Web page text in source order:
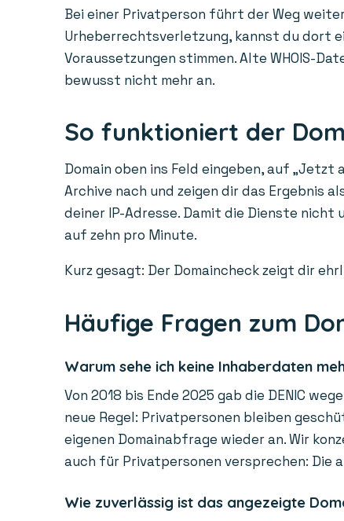
Bei einer Privatperson führt der Weg
Urheberrechtsverletzung, kannst du dort
Voraussetzungen stimmen. Alte WHOIS-
bewusst nicht mehr an.
So funktioniert der
Domain oben ins Feld eingeben, auf „Jetzt
Archive nach und zeigen dir das Ergebnis
deiner IP-Adresse. Damit die Dienste
auf zehn pro Minute.
Kurz gesagt: Der Domaincheck zeigt dir
Häufige Fragen zum
Warum sehe ich keine Inhaberdaten
Von 2018 bis Ende 2025 gab die DENIC
neue Regel: Privatpersonen bleiben
eigenen Domainabfrage wieder an. Wir
auch für Privatpersonen versprechen:
Wie zuverlässig ist das angezeigte